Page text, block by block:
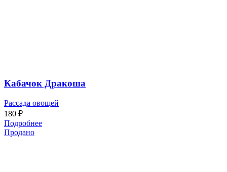
Кабачок Дракоша
Рассада овощей
180 ₽
Подробнее
Продано